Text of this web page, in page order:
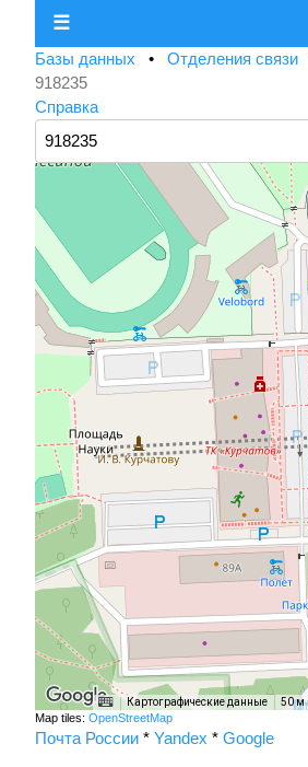
☰
Базы данных • Отделения связи
918235
Справка
Картографические данные 50 м
Map tiles: OpenStreetMap
Почта России * Yandex * Google